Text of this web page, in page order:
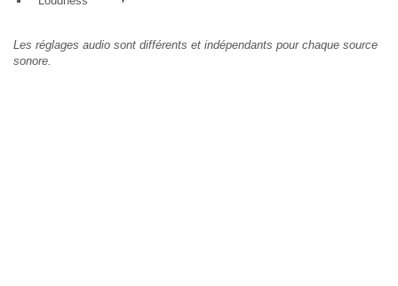
Les réglages audio sont différents et indépendants pour chaque source
sonore.